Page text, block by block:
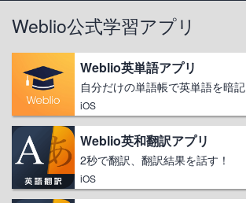
Weblio公式学習アプリ
Weblio英単語アプリ
自分だけの単語帳で英単語を暗記
iOS
Weblio英和翻訳アプリ
2秒で翻訳、翻訳結果を話す！
iOS